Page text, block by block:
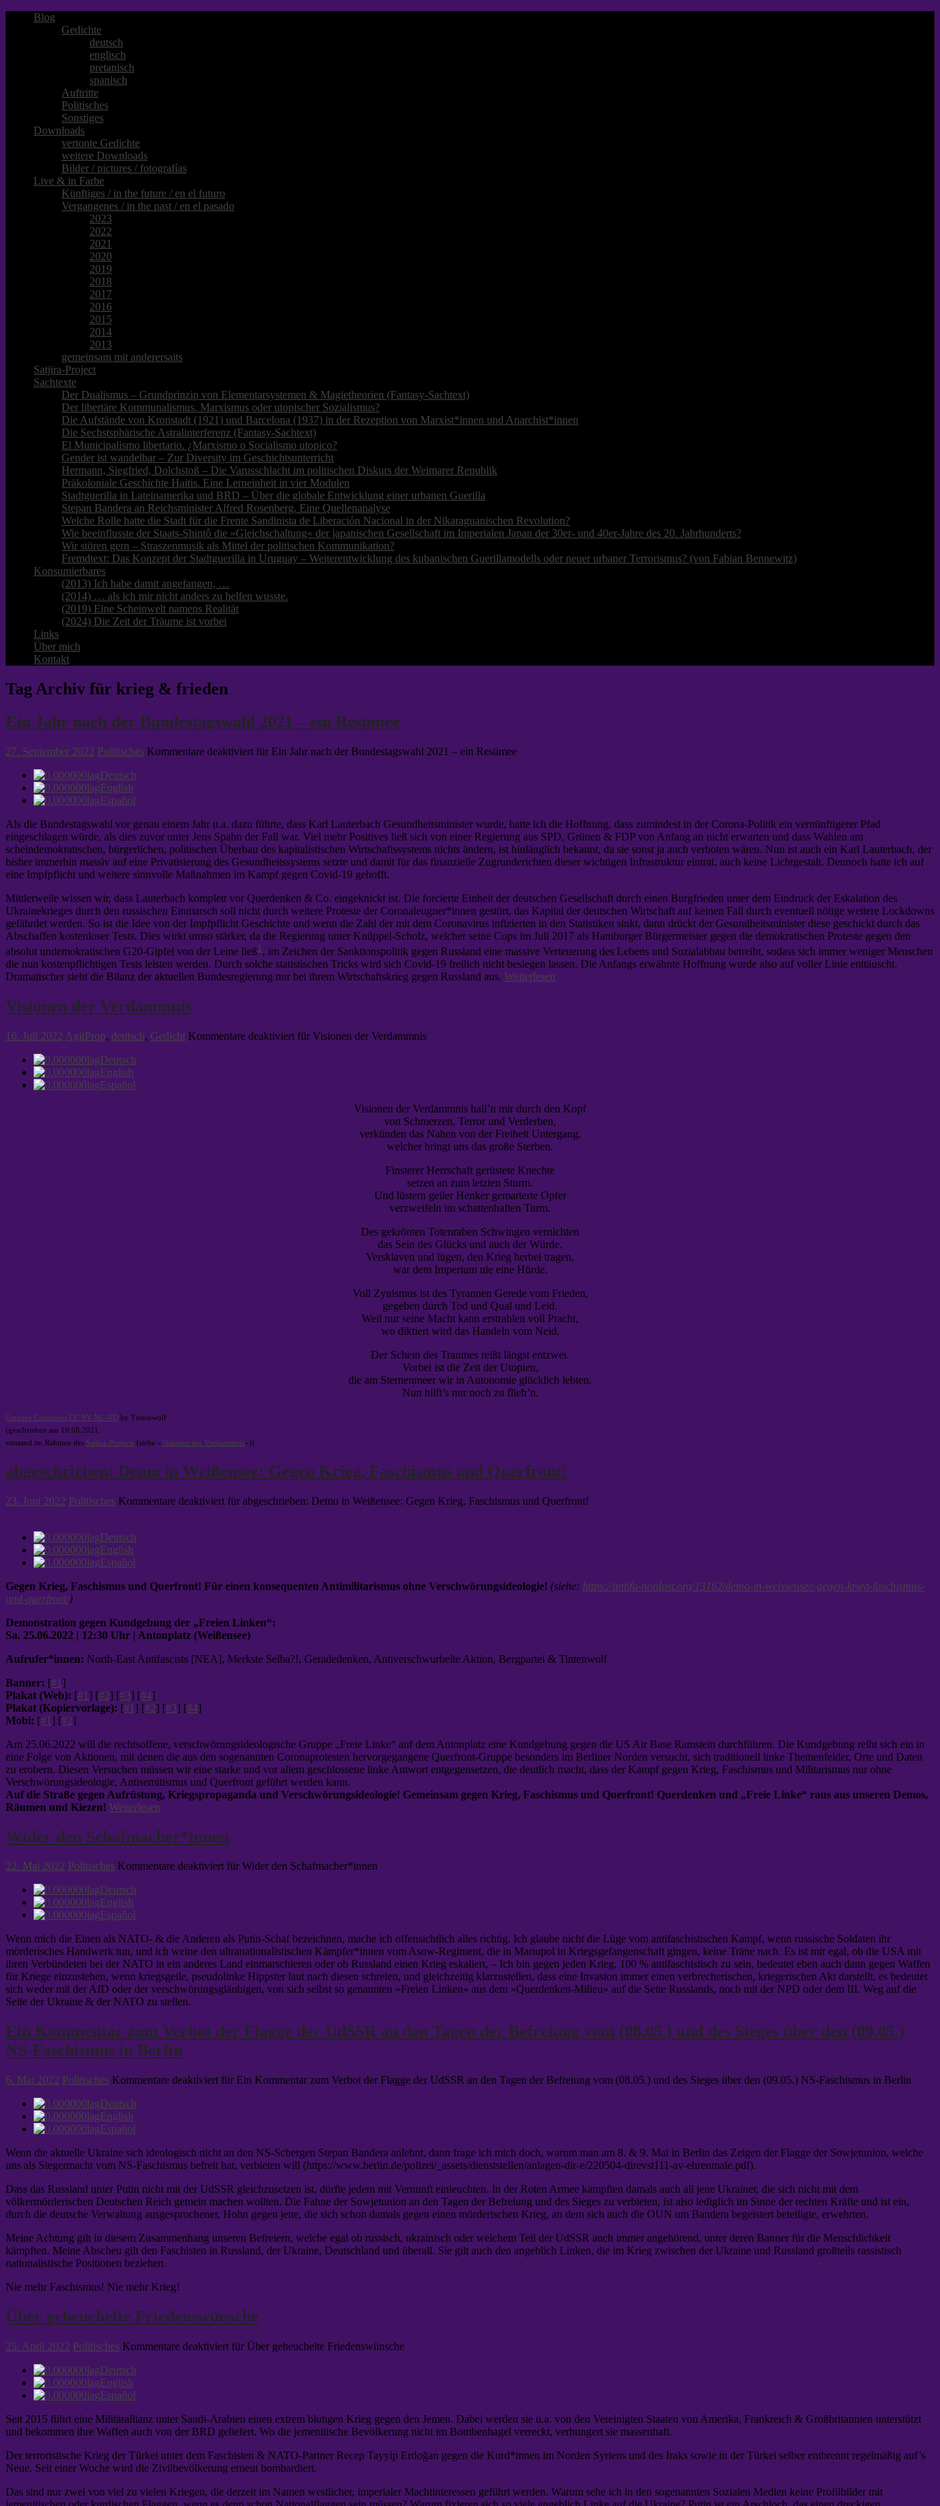
Blog
Gedichte
deutsch
englisch
pretanisch
spanisch
Auftritte
Politisches
Sonstiges
Downloads
vertonte Gedichte
weitere Downloads
Bilder / pictures / fotografías
Live & in Farbe
Künftiges / in the future / en el futuro
Vergangenes / in the past / en el pasado
2023
2022
2021
2020
2019
2018
2017
2016
2015
2014
2013
gemeinsam mit anderersaits
Satjira-Project
Sachtexte
Der Dualismus – Grundprinzip von Elementarsystemen & Magietheorien (Fantasy-Sachtext)
Der libertäre Kommunalismus. Marxismus oder utopischer Sozialismus?
Die Aufstände von Kronstadt (1921) und Barcelona (1937) in der Rezeption von Marxist*innen und Anarchist*innen
Die Sechstsphärische Astralinterferenz (Fantasy-Sachtext)
El Municipalismo libertario. ¿Marxismo o Socialismo utopico?
Gender ist wandelbar – Zur Diversity im Geschichtsunterricht
Hermann, Siegfried, Dolchstoß – Die Varusschlacht im politischen Diskurs der Weimarer Republik
Präkoloniale Geschichte Haitis. Eine Lerneinheit in vier Modulen
Stadtguerilla in Lateinamerika und BRD – Über die globale Entwicklung einer urbanen Guerilla
Stepan Bandera an Reichsminister Alfred Rosenberg. Eine Quellenanalyse
Welche Rolle hatte die Stadt für die Frente Sandinista de Liberación Nacional in der Nikaraguanischen Revolution?
Wie beeinflusste der Staats-Shintô die »Gleichschaltung« der japanischen Gesellschaft im Imperialen Japan der 30er- und 40er-Jahre des 20. Jahrhunderts?
Wir stören gern – Straszenmusik als Mittel der politischen Kommunikation?
Fremdtext: Das Konzept der Stadtguerilla in Uruguay – Weiterentwicklung des kubanischen Guerillamodells oder neuer urbaner Terrorismus? (von Fabian Bennewitz)
Konsumierbares
(2013) Ich habe damit angefangen, …
(2014) … als ich mir nicht anders zu helfen wusste.
(2019) Eine Scheinwelt namens Realität
(2024) Die Zeit der Träume ist vorbei
Links
Über mich
Kontakt
Tag Archiv für krieg & frieden
Ein Jahr nach der Bundestagswahl 2021 – ein Resümee
27. September 2022 Politisches Kommentare deaktiviert für Ein Jahr nach der Bundestagswahl 2021 – ein Resümee
Deutsch
English
Español
Als die Bundestagswahl vor genau einem Jahr u.a. dazu führte, dass Karl Lauterbach Gesundheitsminister wurde, hatte ich die Hoffnung, dass zumindest in der Corona-Politik ein vernünftigerer Pfad
eingeschlagen würde, als dies zuvor unter Jens Spahn der Fall war. Viel mehr Positives ließ sich von einer Regierung aus SPD, Grünen & FDP von Anfang an nicht erwarten und dass Wahlen am
scheindemokratischen, bürgerlichen, politischen Überbau des kapitalistischen Wirtschaftssystems nichts ändern, ist hinlänglich bekannt, da sie sonst ja auch verboten wären. Nun ist auch ein Karl Lauterbach, der
bisher immerhin massiv auf eine Privatisierung des Gesundheitssystems setzte und damit für das finanzielle Zugrunderichten dieser wichtigen Infrastruktur eintrat, auch keine Lichtgestalt. Dennoch hatte ich auf
eine Impfpflicht und weitere sinnvolle Maßnahmen im Kampf gegen Covid-19 gehofft.
Mittlerweile wissen wir, dass Lauterbach komplett vor Querdenken & Co. eingeknickt ist. Die forcierte Einheit der deutschen Gesellschaft durch einen Burgfrieden unter dem Eindruck der Eskalation des
Ukrainekrieges durch den russischen Einmarsch soll nicht durch weitere Proteste der Coronaleugner*innen gestört, das Kapital der deutschen Wirtschaft auf keinen Fall durch eventuell nötige weitere Lockdowns
gefährdet werden. So ist die Idee von der Impfpflicht Geschichte und wenn die Zahl der mit dem Coronavirus infizierten in den Statistiken sinkt, dann drückt der Gesundheitsminister diese geschickt durch das
Abschaffen kostenloser Tests. Dies wirkt umso stärker, da die Regierung unter Knüppel-Scholz, welcher seine Cops im Juli 2017 als Hamburger Bürgermeister gegen die demokratischen Proteste gegen den
absolut undemokratischen G20-Gipfel von der Leine ließ1 , im Zeichen der Sanktionspolitik gegen Russland eine massive Verteuerung des Lebens und Sozialabbau betreibt, sodass sich immer weniger Menschen
die nun kostenpflichtigen Tests leisten werden. Durch solche statistischen Tricks wird sich Covid-19 freilich nicht besiegen lassen. Die Anfangs erwähnte Hoffnung wurde also auf voller Linie enttäuscht.
Dramatischer sieht die Bilanz der aktuellen Bundesregierung nur bei ihrem Wirtschaftskrieg gegen Russland aus. Weiterlesen
Visionen der Verdammnis
16. Juli 2022 AgitProp, deutsch, Gedicht Kommentare deaktiviert für Visionen der Verdammnis
Deutsch
English
Español
Visionen der Verdammnis hall’n mir durch den Kopf
von Schmerzen, Terror und Verderben,
verkünden das Nahen von der Freiheit Untergang,
welcher bringt uns das große Sterben.
Finsterer Herrschaft gerüstete Knechte
setzen an zum letzten Sturm.
Und lüstern geiler Henker gemarterte Opfer
verzweifeln im schattenhaften Turm.
Des gekrönten Totenraben Schwingen vernichten
das Sein des Glücks und auch der Würde.
Versklaven und lügen, den Krieg herbei tragen,
war dem Imperium nie eine Hürde.
Voll Zynismus ist des Tyrannen Gerede vom Frieden,
gegeben durch Tod und Qual und Leid.
Weil nur seine Macht kann erstrahlen voll Pracht,
wo diktiert wird das Handeln vom Neid.
Der Schein des Traumes reißt längst entzwei.
Vorbei ist die Zeit der Utopien,
die am Sternenmeer wir in Autonomie glücklich lebten.
Nun hilft’s nur noch zu flieh’n.
Creative Commons CC BY-NC-ND by Tintenwolf
(geschrieben am 10.08.2021,
entstand im Rahmen des Satjira-Projects (siehe »Visionen der Verdammnis«))
abgeschrieben: Demo in Weißensee: Gegen Krieg, Faschismus und Querfront!
23. Juni 2022 Politisches Kommentare deaktiviert für abgeschrieben: Demo in Weißensee: Gegen Krieg, Faschismus und Querfront!
Deutsch
English
Español
Gegen Krieg, Faschismus und Querfront! Für einen konsequenten Antimilitarismus ohne Verschwörungsideologie! (siehe: https://antifa-nordost.org/13162/demo-in-weissensee-gegen-krieg-faschismus-
und-querfront/)
Demonstration gegen Kundgebung der „Freien Linken“:
Sa. 25.06.2022 | 12:30 Uhr | Antonplatz (Weißensee)
Aufrufer*innen: North-East Antifascists [NEA], Merkste Selba?!, Geradedenken, Antiverschwurbelte Aktion, Bergpartei & Tintenwolf
Banner: [#1 ]
Plakat (Web): [#1 ] [#2] [#3] [#4]
Plakat (Kopiervorlage): [#1 ] [#2] [#3] [#4]
Mobi: [#1 ] [#2]
Am 25.06.2022 will die rechtsoffene, verschwörungsideologische Gruppe „Freie Linke“ auf dem Antonplatz eine Kundgebung gegen die US Air Base Ramstein durchführen. Die Kundgebung reiht sich ein in
eine Folge von Aktionen, mit denen die aus den sogenannten Coronaprotesten hervorgegangene Querfront-Gruppe besonders im Berliner Norden versucht, sich traditionell linke Themenfelder, Orte und Daten
zu erobern. Diesen Versuchen müssen wir eine starke und vor allem geschlossene linke Antwort entgegensetzen, die deutlich macht, dass der Kampf gegen Krieg, Faschismus und Militarismus nur ohne
Verschwörungsideologie, Antisemitismus und Querfront geführt werden kann.
Auf die Straße gegen Aufrüstung, Kriegspropaganda und Verschwörungsideologie! Gemeinsam gegen Krieg, Faschismus und Querfront! Querdenken und „Freie Linke“ raus aus unseren Demos,
Räumen und Kiezen! Weiterlesen
Wider den Schafmacher*innen
22. Mai 2022 Politisches Kommentare deaktiviert für Wider den Schafmacher*innen
Deutsch
English
Español
Wenn mich die Einen als NATO- & die Anderen als Putin-Schaf bezeichnen, mache ich offensichtlich alles richtig. Ich glaube nicht die Lüge vom antifaschistischen Kampf, wenn russische Soldaten ihr
mörderisches Handwerk tun, und ich weine den ultranationalistischen Kämpfer*innen vom Asow-Regiment, die in Mariupol in Kriegsgefangenschaft gingen, keine Träne nach. Es ist mir egal, ob die USA mit
ihren Verbündeten bei der NATO in ein anderes Land einmarschieren oder ob Russland einen Krieg eskaliert, – Ich bin gegen jeden Krieg. 100 % antifaschistisch zu sein, bedeutet eben auch dann gegen Waffen
für Kriege einzustehen, wenn kriegsgeile, pseudolinke Hippster laut nach diesen schreien, und gleichzeitig klarzustellen, dass eine Invasion immer einen verbrecherischen, kriegerischen Akt darstellt, es bedeutet
sich weder mit der AfD oder der verschwörungsgläubigen, von sich selbst so genannten »Freien Linken« aus dem »Querdenken-Milieu« auf die Seite Russlands, noch mit der NPD oder dem III. Weg auf die
Seite der Ukraine & der NATO zu stellen.
Ein Kommentar zum Verbot der Flagge der UdSSR an den Tagen der Befreiung vom (08.05.) und des Sieges über den (09.05.)
NS-Faschismus in Berlin
6. Mai 2022 Politisches Kommentare deaktiviert für Ein Kommentar zum Verbot der Flagge der UdSSR an den Tagen der Befreiung vom (08.05.) und des Sieges über den (09.05.) NS-Faschismus in Berlin
Deutsch
English
Español
Wenn die aktuelle Ukraine sich ideologisch nicht an den NS-Schergen Stepan Bandera anlehnt, dann frage ich mich doch, warum man am 8. & 9. Mai in Berlin das Zeigen der Flagge der Sowjetunion, welche
uns als Siegermacht vom NS-Faschismus befreit hat, verbieten will (https://www.berlin.de/polizei/_assets/dienststellen/anlagen-dir-e/220504-direvst111-av-ehrenmale.pdf).
Dass das Russland unter Putin nicht mit der UdSSR gleichzusetzen ist, dürfte jedem mit Vernunft einleuchten. In der Roten Armee kämpften damals auch all jene Ukrainer, die sich nicht mit dem
völkermörderischen Deutschen Reich gemein machen wollten. Die Fahne der Sowjetunion an den Tagen der Befreiung und des Sieges zu verbieten, ist also lediglich im Sinne der rechten Kräfte und ist ein,
durch die deutsche Verwaltung ausgesprochener, Hohn gegen jene, die sich schon damals gegen einen mörderischen Krieg, an dem sich auch die OUN um Bandera begeistert beteiligte, erwehrten.
Meine Achtung gilt in diesem Zusammenhang unseren Befreiern, welche egal ob russisch, ukrainisch oder welchem Teil der UdSSR auch immer angehörend, unter deren Banner für die Menschlichkeit
kämpften. Meine Abscheu gilt den Faschisten in Russland, der Ukraine, Deutschland und überall. Sie gilt auch den angeblich Linken, die im Krieg zwischen der Ukraine und Russland großteils rassistisch
nationalistische Positionen beziehen.
Nie mehr Faschismus! Nie mehr Krieg!
Über geheuchelte Friedenswünsche
25. April 2022 Politisches Kommentare deaktiviert für Über geheuchelte Friedenswünsche
Deutsch
English
Español
Seit 2015 führt eine Militärallianz unter Saudi-Arabien einen extrem blutigen Krieg gegen den Jemen. Dabei werden sie u.a. von den Vereinigten Staaten von Amerika, Frankreich & Großbritannien unterstützt
und bekommen ihre Waffen auch von der BRD geliefert. Wo die jemenitische Bevölkerung nicht im Bombenhagel verreckt, verhungert sie massenhaft.
Der terroristische Krieg der Türkei unter dem Faschisten & NATO-Partner Recep Tayyip Erdoğan gegen die Kurd*innen im Norden Syriens und des Iraks sowie in der Türkei selber entbrennt regelmäßig auf’s
Neue. Seit einer Woche wird die Zivilbevölkerung erneut bombardiert.
Das sind nur zwei von viel zu vielen Kriegen, die derzeit im Namen westlicher, imperialer Machtinteressen geführt werden. Warum sehe ich in den sogenannten Sozialen Medien keine Profilbilder mit